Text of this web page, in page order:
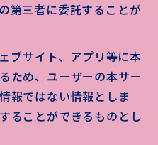
第三者に委託することが
ブサイト、アプリ等に本
ため、ユーザーの本サー
報ではない情報としま
ることができるものとし